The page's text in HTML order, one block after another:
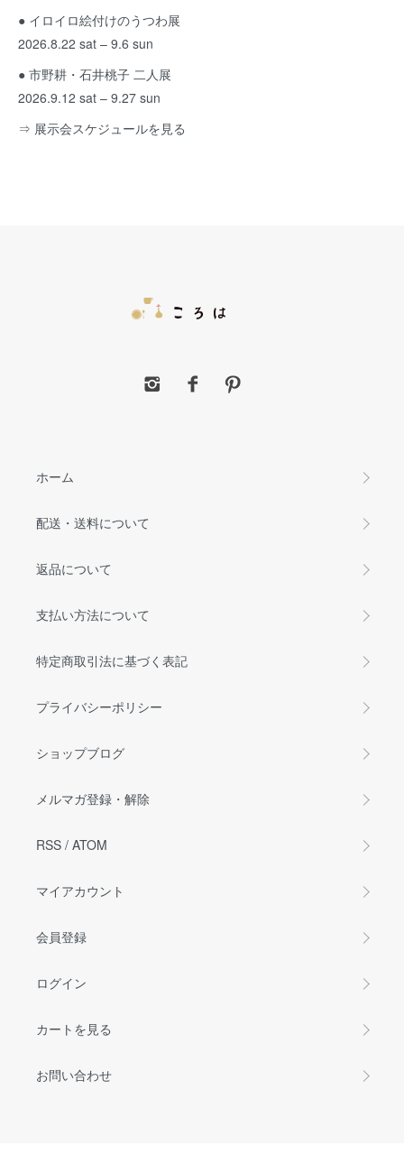
● イロイロ絵付けのうつわ展
2026.8.22 sat – 9.6 sun
● 市野耕・石井桃子 二人展
2026.9.12 sat – 9.27 sun
⇒ 展示会スケジュールを見る
ホーム
配送・送料について
返品について
支払い方法について
特定商取引法に基づく表記
プライバシーポリシー
ショップブログ
メルマガ登録・解除
RSS / ATOM
マイアカウント
会員登録
ログイン
カートを見る
お問い合わせ